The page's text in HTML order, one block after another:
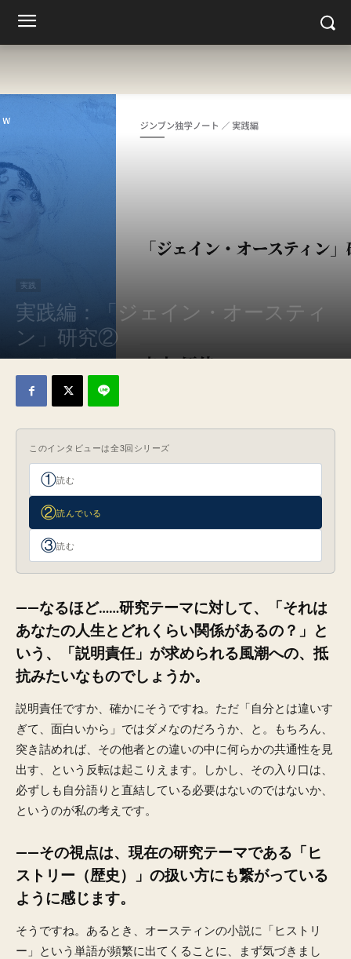
実践
実践編：「ジェイン・オースティ
ン」研究②
2025年9月29日
このインタビューは全3回シリーズ
①読む
②読んでいる
③読む
——なるほど……研究テーマに対して、「それは
あなたの人生とどれくらい関係があるの？」と
いう、「説明責任」が求められる風潮への、抵
抗みたいなものでしょうか。
説明責任ですか、確かにそうですね。ただ「自分とは違いす
ぎて、面白いから」ではダメなのだろうか、と。もちろん、
突き詰めれば、その他者との違いの中に何らかの共通性を見
出す、という反転は起こりえます。しかし、その入り口は、
必ずしも自分語りと直結している必要はないのではないか、
というのが私の考えです。
——その視点は、現在の研究テーマである「ヒ
ストリー（歴史）」の扱い方にも繋がっている
ように感じます。
そうですね。あるとき、オースティンの小説に「ヒストリ
ー」という単語が頻繁に出てくることに、まず気づきまし